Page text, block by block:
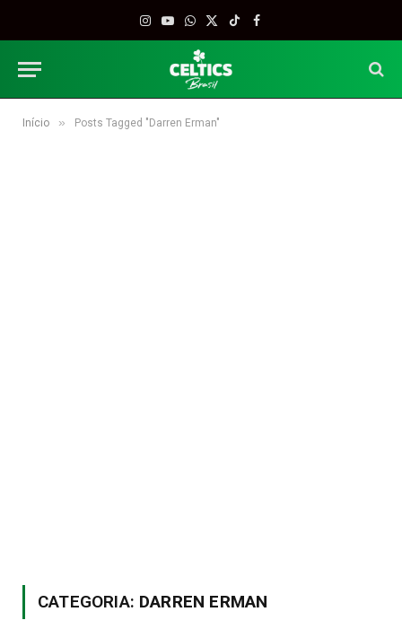
Instagram
YouTube
WhatsApp
X
TikTokFacebook
Início » Posts Tagged "Darren Erman"
CATEGORIA: DARREN ERMAN